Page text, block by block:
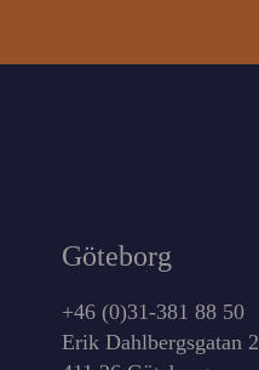
Göteborg
+46 (0)31-381 88 50
Erik Dahlbergsgatan